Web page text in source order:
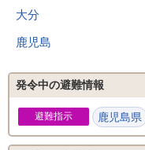
大分
鹿児島
発令中の避難情報
避難指示 鹿児島県